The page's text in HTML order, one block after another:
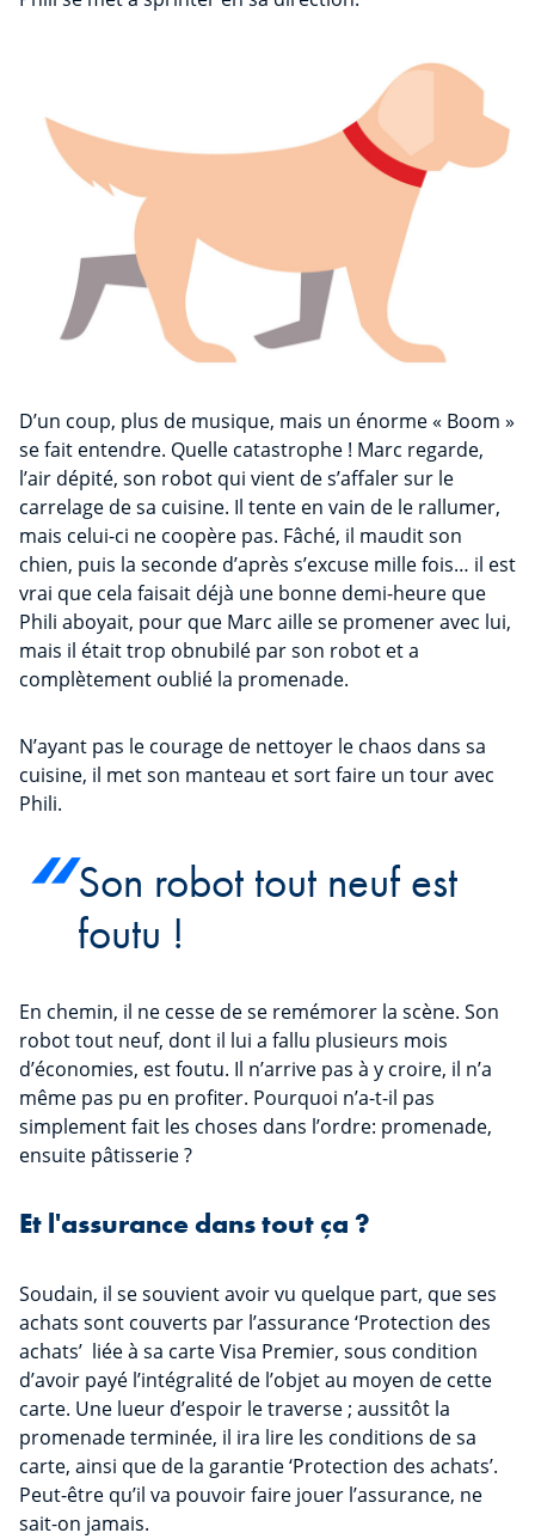
D’un coup, plus de musique, mais un énorme « Boom »
se fait entendre. Quelle catastrophe ! Marc regarde,
l’air dépité, son robot qui vient de s’affaler sur le
carrelage de sa cuisine. Il tente en vain de le rallumer,
mais celui-ci ne coopère pas. Fâché, il maudit son
chien, puis la seconde d’après s’excuse mille fois… il est
vrai que cela faisait déjà une bonne demi-heure que
Phili aboyait, pour que Marc aille se promener avec lui,
mais il était trop obnubilé par son robot et a
complètement oublié la promenade.
N’ayant pas le courage de nettoyer le chaos dans sa
cuisine, il met son manteau et sort faire un tour avec
Phili.
Son robot tout neuf est
foutu !
En chemin, il ne cesse de se remémorer la scène. Son
robot tout neuf, dont il lui a fallu plusieurs mois
d’économies, est foutu. Il n’arrive pas à y croire, il n’a
même pas pu en profiter. Pourquoi n’a-t-il pas
simplement fait les choses dans l’ordre: promenade,
ensuite pâtisserie ?
Et l'assurance dans tout ça ?
Soudain, il se souvient avoir vu quelque part, que ses
achats sont couverts par l’assurance ‘Protection des
achats’ liée à sa carte Visa Premier, sous condition
d’avoir payé l’intégralité de l’objet au moyen de cette
carte. Une lueur d’espoir le traverse ; aussitôt la
promenade terminée, il ira lire les conditions de sa
carte, ainsi que de la garantie ‘Protection des achats’.
Peut-être qu’il va pouvoir faire jouer l’assurance, ne
sait-on jamais.